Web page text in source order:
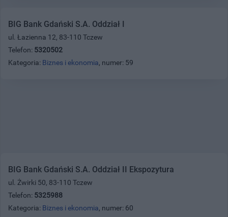
BIG Bank Gdański S.A. Oddział I
ul. Łazienna 12, 83-110 Tczew
Telefon: 5320502
Kategoria: Biznes i ekonomia, numer: 59
BIG Bank Gdański S.A. Oddział II Ekspozytura
ul. Żwirki 50, 83-110 Tczew
Telefon: 5325988
Kategoria: Biznes i ekonomia, numer: 60